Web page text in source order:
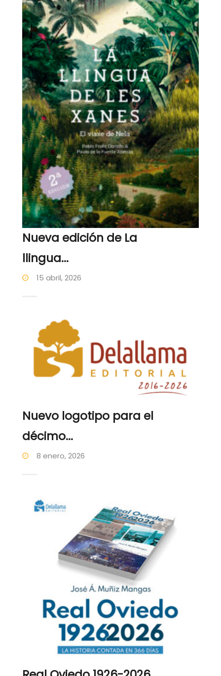
Nueva edición de La
llingua...
15 abril, 2026
Nuevo logotipo para el
décimo...
8 enero, 2026